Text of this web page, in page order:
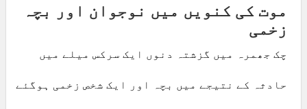
موت کی کنویں میں نوجوان اور بچہ
زخمی
چک جھمرہ میں گزشتہ دنوں ایک سرکس میلے میں
حادثہ کے نتیجے میں بچہ اور ایک شخص زخمی ہوگئے